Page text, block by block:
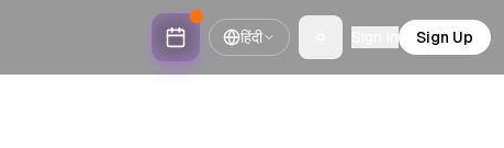
हिंदी
Toggle theme
Sign Up